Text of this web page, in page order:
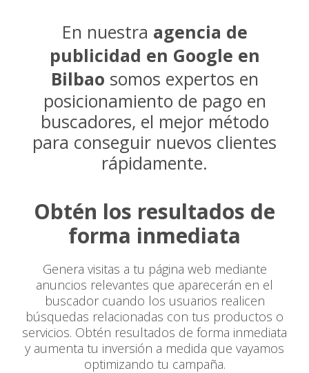
En nuestra agencia de
publicidad en Google en
Bilbao somos expertos en
posicionamiento de pago en
buscadores, el mejor método
para conseguir nuevos clientes
rápidamente.
Obtén los resultados de
forma inmediata
Genera visitas a tu página web mediante
anuncios relevantes que aparecerán en el
buscador cuando los usuarios realicen
búsquedas relacionadas con tus productos o
servicios. Obtén resultados de forma inmediata
y aumenta tu inversión a medida que vayamos
optimizando tu campaña.